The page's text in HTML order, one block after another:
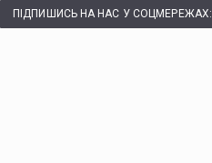
ПІДПИШИСЬ НА НАС У СОЦМЕРЕЖАХ: